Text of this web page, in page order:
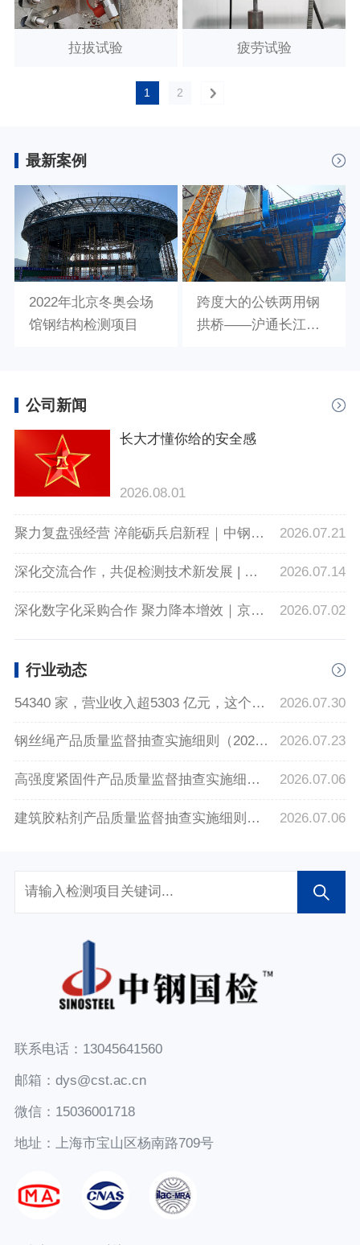
拉拔试验 疲劳试验
1 2
最新案例
2022年北京冬奥会场
馆钢结构检测项目
跨度大的公铁两用钢
拱桥——沪通长江大
公司新闻
长大才懂你给的安全感
2026.08.01
聚力复盘强经营 淬能砺兵启新程｜中钢国检2026年年中经营系列会议圆满落幕 2026.07.21
深化交流合作，共促检测技术新发展 | 湖北交投智能检测来访中钢国检 2026.07.14
深化数字化采购合作 聚力降本增效｜京东工业到访中钢制品院开展业务交流洽谈 2026.07.02
行业动态
54340 家，营业收入超5303 亿元，这个行业有哪些新势头 2026.07.30
钢丝绳产品质量监督抽查实施细则（2026年版） 2026.07.23
高强度紧固件产品质量监督抽查实施细则（2026年版） 2026.07.06
建筑胶粘剂产品质量监督抽查实施细则（2026年版） 2026.07.06
联系电话：13045641560
邮箱：dys@cst.ac.cn
微信：15036001718
地址：上海市宝山区杨南路709号